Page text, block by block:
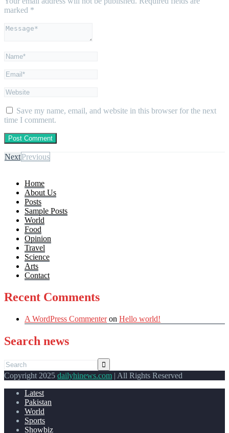
marked *
Save my name, email, and website in this browser for the next
time I comment.
NextPrevious
Home
About Us
Posts
Sample Posts
World
Food
Opinion
Travel
Science
Arts
Contact
Recent Comments
A WordPress Commenteron Hello world!
Search news
Copyright 2025 dailyhinews.com | All Rights Reserved
Latest
Pakistan
World
Sports
Showbiz